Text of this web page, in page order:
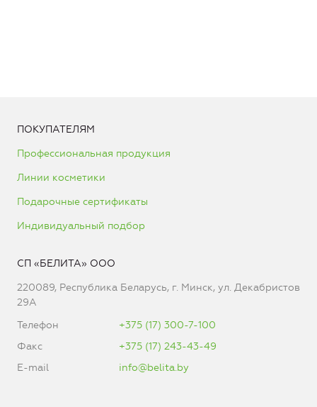
ПОКУПАТЕЛЯМ
Профессиональная продукция
Линии косметики
Подарочные сертификаты
Индивидуальный подбор
СП «БЕЛИТА» ООО
220089, Республика Беларусь, г. Минск, ул. Декабристов
29А
Телефон
+375 (17) 300-7-100
Факс
+375 (17) 243-43-49
E-mail
info@belita.by